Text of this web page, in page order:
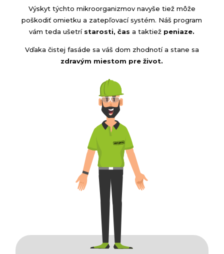
Výskyt týchto mikroorganizmov navyše tiež môže
poškodiť omietku a zatepľovací systém. Náš program
vám teda ušetrí starosti, čas a taktiež peniaze.
Vďaka čistej fasáde sa váš dom zhodnotí a stane sa
zdravým miestom pre život.